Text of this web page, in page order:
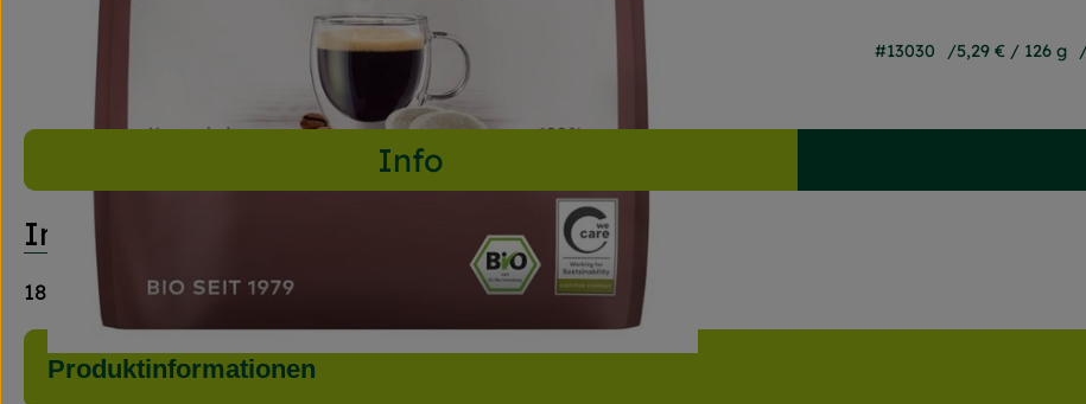
#13030 5,29 € / 126 g
Info
Info
18 Pads
Produktinformationen